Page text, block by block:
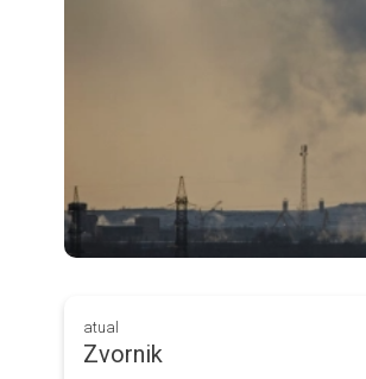
atual
Zvornik